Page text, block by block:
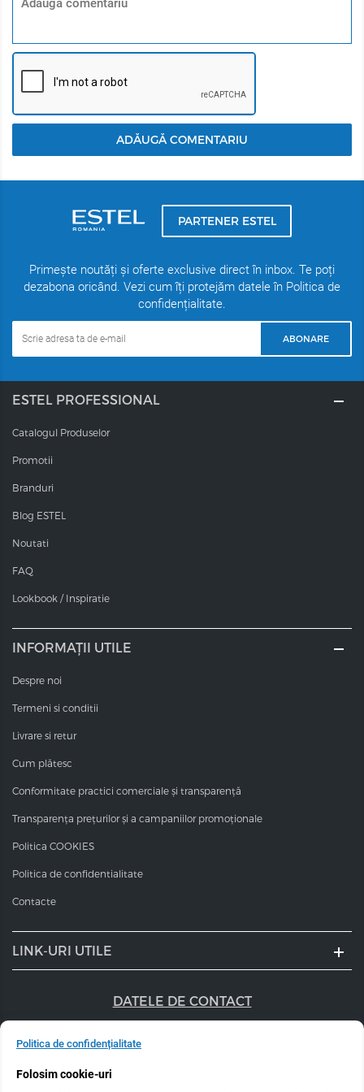
ADĂUGĂ COMENTARIU
PARTENER ESTEL
Primește noutăți și oferte exclusive direct în inbox. Te poți
dezabona oricând. Vezi cum îți protejăm datele în Politica de
confidențialitate.
ABONARE
ESTEL PROFESSIONAL
Catalogul Produselor
Promotii
Branduri
Blog ESTEL
Noutati
FAQ
Lookbook / Inspiratie
INFORMAȚII UTILE
Despre noi
Termeni si conditii
Livrare si retur
Cum plătesc
Conformitate practici comerciale și transparență
Transparența prețurilor și a campaniilor promoționale
Politica COOKIES
Politica de confidentialitate
Contacte
LINK-URI UTILE
DATELE DE CONTACT
+40 747 056 359
Politica de confidențialitate
Folosim cookie-uri